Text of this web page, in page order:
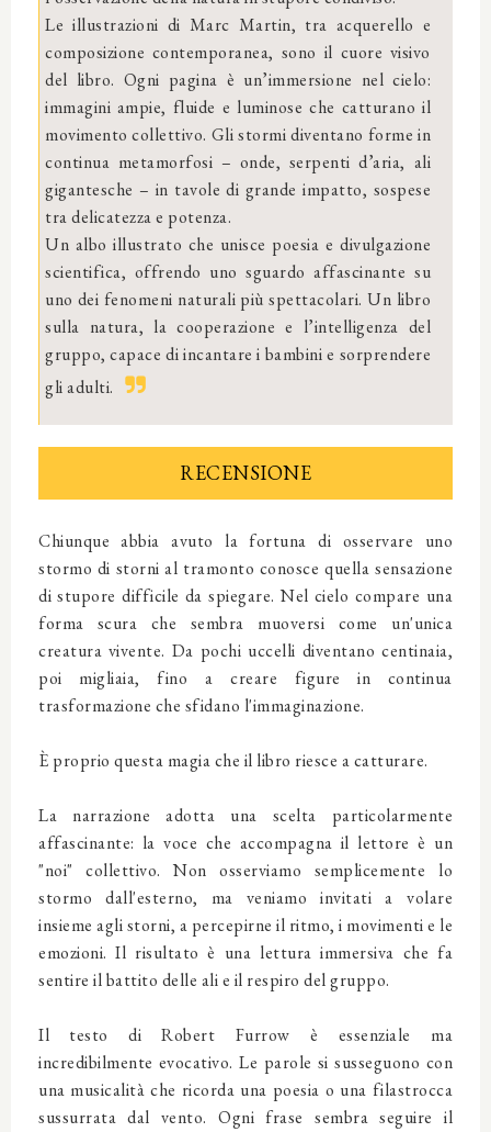
Le illustrazioni di Marc Martin, tra acquerello e
composizione contemporanea, sono il cuore visivo
del libro. Ogni pagina è un’immersione nel cielo:
immagini ampie, fluide e luminose che catturano il
movimento collettivo. Gli stormi diventano forme in
continua metamorfosi – onde, serpenti d’aria, ali
gigantesche – in tavole di grande impatto, sospese
tra delicatezza e potenza.
Un albo illustrato che unisce poesia e divulgazione
scientifica, offrendo uno sguardo affascinante su
uno dei fenomeni naturali più spettacolari. Un libro
sulla natura, la cooperazione e l’intelligenza del
gruppo, capace di incantare i bambini e sorprendere
gli adulti.
RECENSIONE
Chiunque abbia avuto la fortuna di osservare uno
stormo di storni al tramonto conosce quella sensazione
di stupore difficile da spiegare. Nel cielo compare una
forma scura che sembra muoversi come un'unica
creatura vivente. Da pochi uccelli diventano centinaia,
poi migliaia, fino a creare figure in continua
trasformazione che sfidano l'immaginazione.
È proprio questa magia che il libro riesce a catturare.
La narrazione adotta una scelta particolarmente
affascinante: la voce che accompagna il lettore è un
"noi" collettivo. Non osserviamo semplicemente lo
stormo dall'esterno, ma veniamo invitati a volare
insieme agli storni, a percepirne il ritmo, i movimenti e le
emozioni. Il risultato è una lettura immersiva che fa
sentire il battito delle ali e il respiro del gruppo.
Il testo di Robert Furrow è essenziale ma
incredibilmente evocativo. Le parole si susseguono con
una musicalità che ricorda una poesia o una filastrocca
sussurrata dal vento. Ogni frase sembra seguire il